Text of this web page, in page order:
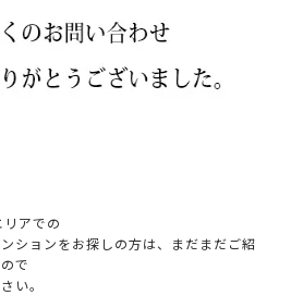
アでの
ションをお探しの方は、まだまだご紹
で
い。